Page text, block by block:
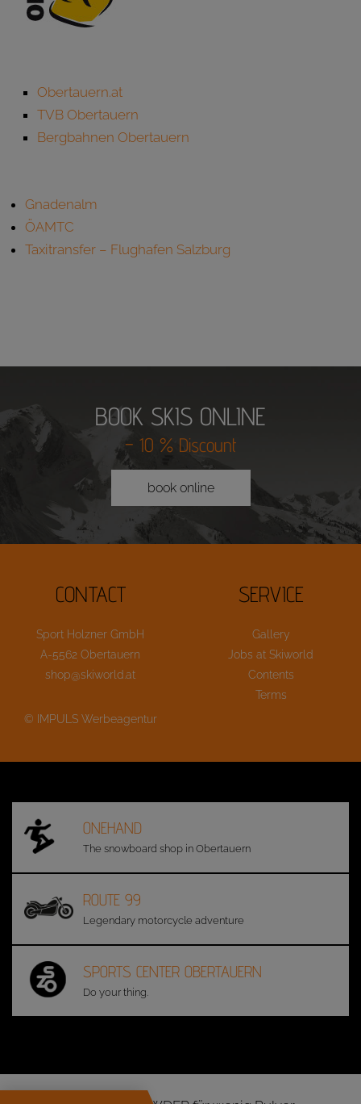
Obertauern.at
TVB Obertauern
Bergbahnen Obertauern
Gnadenalm
ÖAMTC
Taxitransfer – Flughafen Salzburg
BOOK SKIS ONLINE
– 10 % Discount
book online
CONTACT
Sport Holzner GmbH
A-5562 Obertauern
shop@skiworld.at
© IMPULS Werbeagentur
SERVICE
Gallery
Jobs at Skiworld
Contents
Terms
ONEHAND
The snowboard shop in Obertauern
ROUTE 99
Legendary motorcycle adventure
SPORTS CENTER OBERTAUERN
Do your thing.